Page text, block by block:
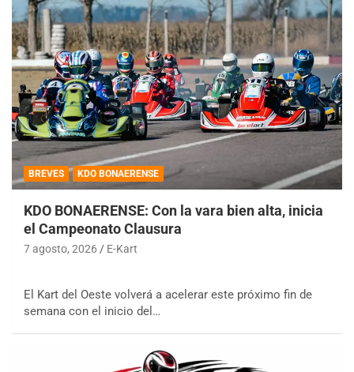
BREVES KDO BONAERENSE
KDO BONAERENSE: Con la vara bien alta, inicia
el Campeonato Clausura
7 agosto, 2026 E-Kart
El Kart del Oeste volverá a acelerar este próximo fin de
semana con el inicio del…